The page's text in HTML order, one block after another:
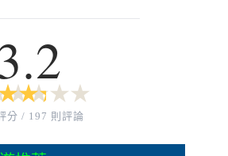
★★
★ ★
★ ★
★
分 / 197 則評論